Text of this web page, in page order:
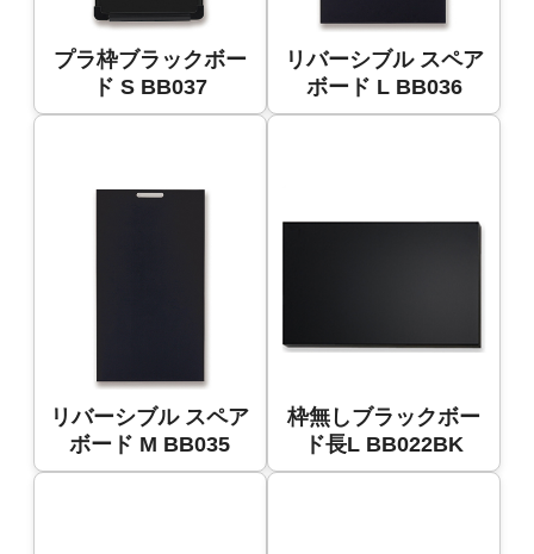
プラ枠ブラックボー
ド S BB037
リバーシブル スペア
ボード L BB036
リバーシブル スペア
ボード M BB035
枠無しブラックボー
ド長L BB022BK